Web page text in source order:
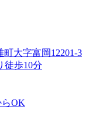
大字富岡12201-3
徒歩10分
らOK